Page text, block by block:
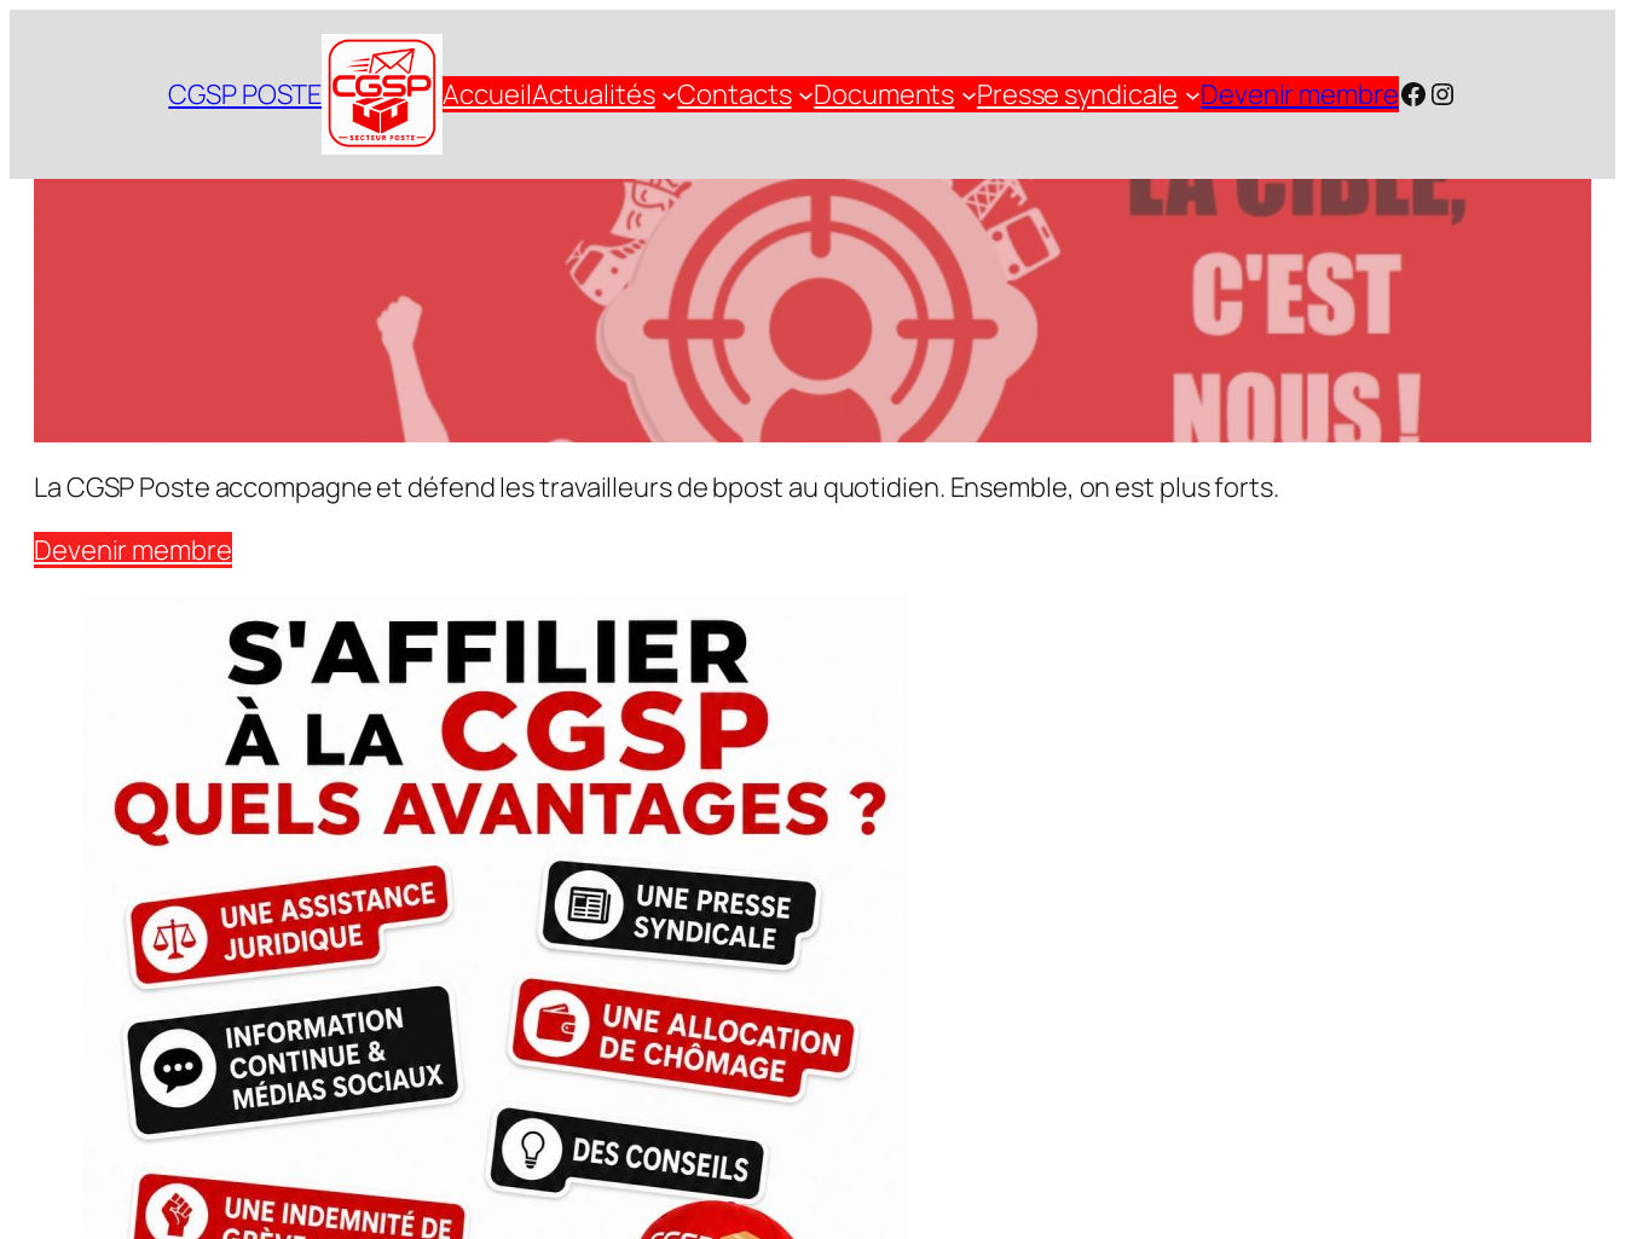
CGSP POSTE AccueilActualités Contacts Documents Presse syndicale Devenir membreFacebook
Instagram
La CGSP Poste accompagne et défend les travailleurs de bpost au quotidien. Ensemble, on est plus forts.
Devenir membre